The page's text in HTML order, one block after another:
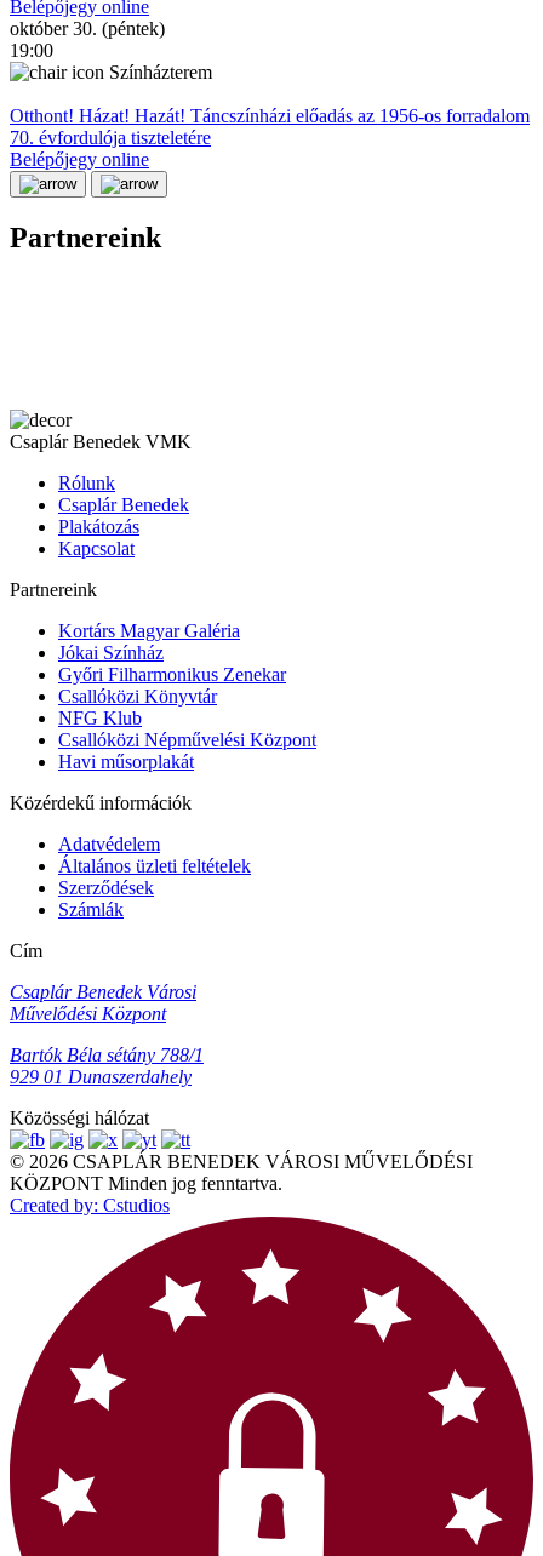
Belépőjegy online
október 30. (péntek)
19:00
Színházterem
Otthont! Házat! Hazát! Táncszínházi előadás az 1956-os forradalom
70. évfordulója tiszteletére
Belépőjegy online
Partnereink
Csaplár Benedek VMK
Rólunk
Csaplár Benedek
Plakátozás
Kapcsolat
Partnereink
Kortárs Magyar Galéria
Jókai Színház
Győri Filharmonikus Zenekar
Csallóközi Könyvtár
NFG Klub
Csallóközi Népművelési Központ
Havi műsorplakát
Közérdekű információk
Adatvédelem
Általános üzleti feltételek
Szerződések
Számlák
Cím
Csaplár Benedek Városi
Művelődési Központ
Bartók Béla sétány 788/1
929 01 Dunaszerdahely
Közösségi hálózat
© 2026 CSAPLÁR BENEDEK VÁROSI MŰVELŐDÉSI
KÖZPONT Minden jog fenntartva.
Created by: Cstudios